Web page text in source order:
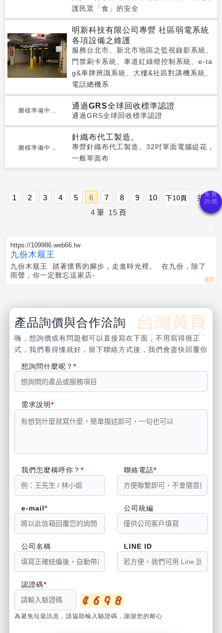
護民眾「食」的安全
明新科技有限公司專營 社區弱電系統
各項設備之維護
服務台北市、新北市地區之監視錄影系統、
門禁刷卡系統、車道紅綠燈控制系統、e-ta
g&車牌辨識系統、大樓&社區對講機系統、
電話總機系
圖檔準備中...
通過GRS全球回收標準認證
通過GRS全球回收標準認證
圖檔準備中...
針織布代工製造。
專營針織布代工製造。32吋單面電腦緹花，
一般單面布
1 2 3 4 5 6 7 8 9 10 下10頁 共23
4 筆 15 頁
https://109986.web66.tw
九份木屐王
九份木屐王 踏著懷舊的腳步，走進時光裡。 在九份，除了
雨聲，你一定難忘這家店-
產品詢價與合作洽詢
嗨，想詢價或有問題都可以直接寫在下面，不用寫得很正
式，我們看得懂就好，留下聯絡方式後，我們會盡快回覆你
想詢問什麼呢？
需求說明
我們怎麼稱呼你？ 聯絡電話
e-mail 公司統編
公司名稱 LINE ID
認證碼
為避免垃圾訊息，請協助輸入驗證碼，謝謝您的耐心